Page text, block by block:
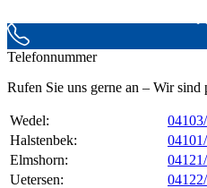
Telefonnummer
Rufen Sie uns gerne an – Wir sind
Wedel:
Halstenbek:
Elmshorn:
Uetersen: